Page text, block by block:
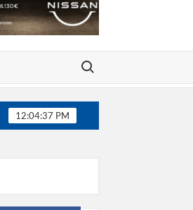
Buscar:
12:04:37 PM